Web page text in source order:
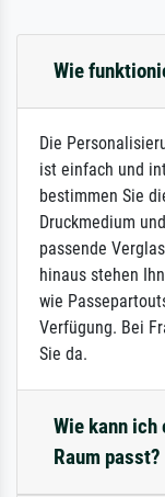
Wie
Die
ist einfach und
bestimmen Sie
Druckmedium
passende
hinaus stehen
wie
Verfügung. Bei
Sie da.
Wie kann ich
Raum passt?